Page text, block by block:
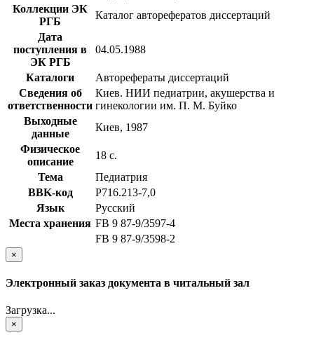
Коллекции ЭК
РГБ
Каталог авторефератов диссертаций
Дата
поступления в
ЭК РГБ
04.05.1988
Каталоги
Авторефераты диссертаций
Сведения об
ответственности
Киев. НИИ педиатрии, акушерства и
гинекологии им. П. М. Буйко
Выходные
данные
Киев, 1987
Физическое
описание
18 с.
Тема
Педиатрия
BBK-код
Р716.213-7,0
Язык
Русский
Места хранения FB 9 87-9/3597-4
FB 9 87-9/3598-2
×
Электронный заказ документа в читальный зал
Загрузка...
×